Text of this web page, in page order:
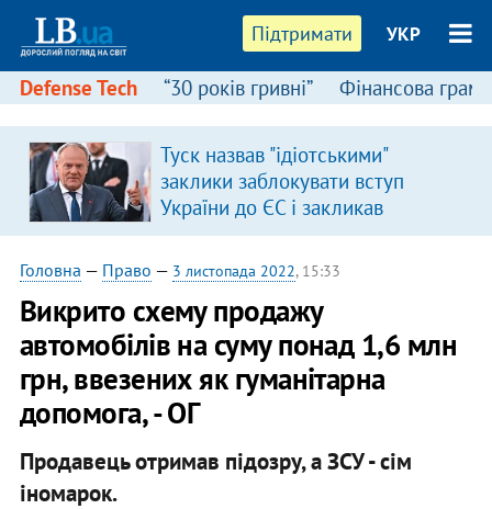
Підтримати УКР
Defense Tech “30 років гривні” Фінансова
Туск назвав "ідіотськими"
заклики заблокувати вступ
України до ЄС і закликав
припинити антиукраїнську
риторику
Головна — Право — 3 листопада 2022, 15:33
Викрито схему продажу
автомобілів на суму понад 1,6 млн
грн, ввезених як гуманітарна
допомога, - ОГ
Продавець отримав підозру, а ЗСУ - сім
іномарок.